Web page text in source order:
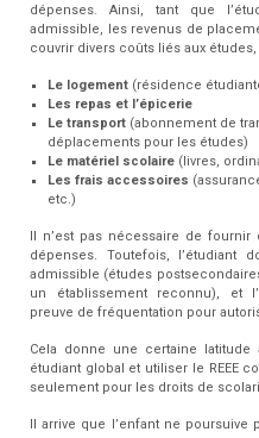
dépenses. Ainsi, tant que
admissible, les revenus de
couvrir divers coûts liés aux
Le logement (résidence
Les repas et l’épicerie
Le transport (abonnement de
déplacements pour les études)
Le matériel scolaire (livres,
Les frais accessoires
etc.)
Il n’est pas nécessaire de
dépenses. Toutefois, l’étudiant
admissible (études
un établissement reconnu), et
preuve de fréquentation pour
Cela donne une certaine
étudiant global et utiliser le REEE
seulement pour les droits de
Il arrive que l’enfant ne poursuive